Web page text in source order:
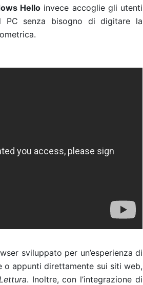
Hello invece accoglie gli utenti
PC senza bisogno di digitare la
sviluppato per un’esperienza di
o appunti direttamente sui siti web,
Lettura. Inoltre, con l’integrazione di